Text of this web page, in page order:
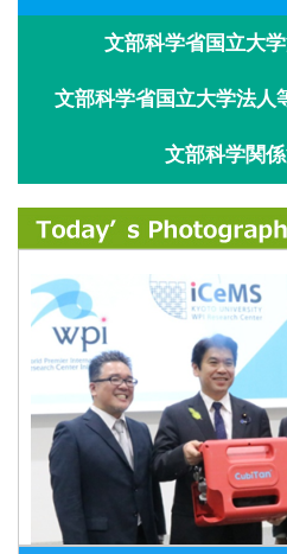
文部科学省国立大
文部科学省国立大学法人
文部科学関